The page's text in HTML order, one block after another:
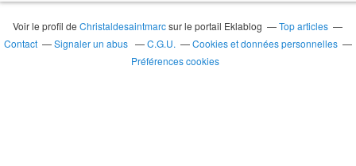
Voir le profil deChristaldesaintmarcsur le portail Eklablog
Top articles
Contact
Signaler un abus C.G.U.
Cookies et données personnelles
Préférences cookies